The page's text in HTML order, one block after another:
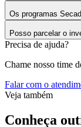
Os programas
Posso parcelar o
Precisa de ajuda?
Chame nosso time
Falar com o
Veja também
Conheça